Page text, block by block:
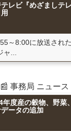
レビ『めざましテ
～8:00に放送され
...
📰 事務局 ニュース
年度産の穀物、野菜
ータの追加